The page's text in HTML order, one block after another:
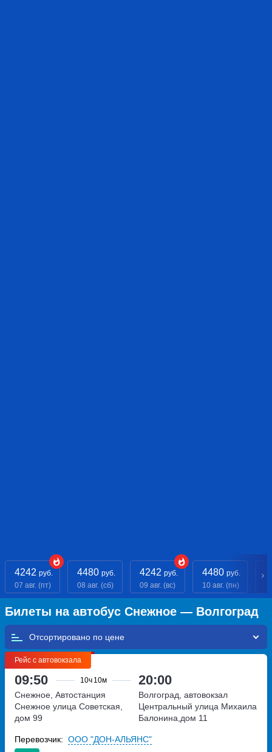
4242 руб.
07 авг. (пт)
4480 руб.
08 авг. (сб)
4242 руб.
09 авг. (вс)
4480 руб.
10 авг. (пн)
Билеты на автобус Снежное — Волгоград
Отсортировано по
Рейс с автовокзала
09:50 10ч 10м 20:00
Снежное, Автостанция
Снежное улица Советская,
дом 99
Волгоград, автовокзал
Центральный улица Михаила
Балонина,дом 11
Перевозчик: ООО "ДОН-АЛЬЯНС"